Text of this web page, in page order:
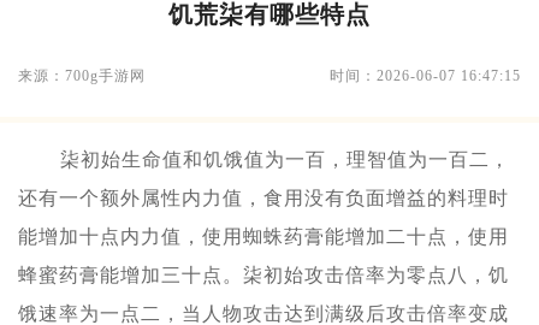
饥荒柒有哪些特点
来源：700g手游网 时间：2026-06-07 16:47:15
柒初始生命值和饥饿值为一百，理智值为一百二，
还有一个额外属性内力值，食用没有负面增益的料理时
能增加十点内力值，使用蜘蛛药膏能增加二十点，使用
蜂蜜药膏能增加三十点。柒初始攻击倍率为零点八，饥
饿速率为一点二，当人物攻击达到满级后攻击倍率变成